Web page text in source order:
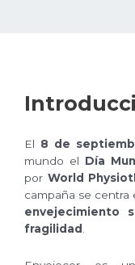
El 8 de
mundo el Día
por World
campaña se centra
envejecimiento
fragilidad